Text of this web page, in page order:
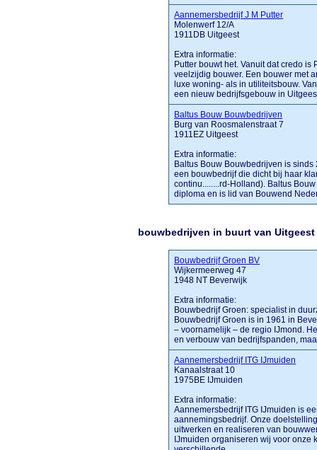
Aannemersbedrijf J M Putter
Molenwerf 12/A
1911DB Uitgeest
Extra informatie:
Putter bouwt het. Vanuit dat credo
veelzijdig bouwer. Een bouwer met
luxe woning- als in utiliteitsbouw.
een nieuw bedrijfsgebouw in
Baltus Bouw Bouwbedrijven
Burg van Roosmalenstraat 7
1911EZ Uitgeest
Extra informatie:
Baltus Bouw Bouwbedrijven is
een bouwbedrijf die dicht bij haar
continu........rd-Holland). Baltus
diploma en is lid van Bouwend
bouwbedrijven in buurt van Uitgeest
Bouwbedrijf Groen BV
Wijkermeerweg 47
1948 NT Beverwijk
Extra informatie:
Bouwbedrijf Groen: specialist in
Bouwbedrijf Groen is in 1961 in
– voornamelijk – de regio IJmond.
en verbouw van bedrijfspanden,
Aannemersbedrijf ITG IJmuiden
Kanaalstraat 10
1975BE IJmuiden
Extra informatie:
Aannemersbedrijf ITG IJmuiden is
aannemingsbedrijf. Onze
uitwerken en realiseren van
IJmuiden organiseren wij voor onze